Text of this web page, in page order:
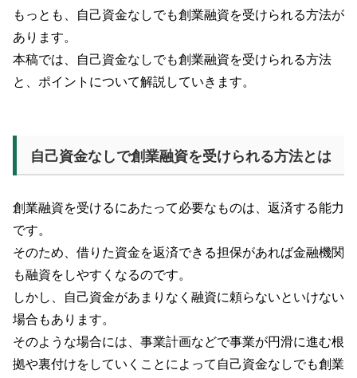
もっとも、自己資金なしでも創業融資を受けられる方法が
あります。
本稿では、自己資金なしでも創業融資を受けられる方法
と、ポイントについて解説していきます。
自己資金なしで創業融資を受けられる方法とは
創業融資を受けるにあたって必要なものは、返済する能力
です。
そのため、借りた資金を返済できる担保があれば金融機関
も融資をしやすくなるのです。
しかし、自己資金があまりなく融資に頼らないといけない
場合もあります。
そのような場合には、事業計画などで事業が円滑に進む根
拠や裏付けをしていくことによって自己資金なしでも創業